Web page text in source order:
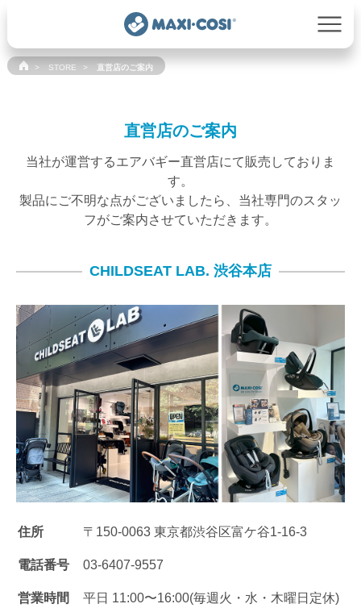
STORE 直営店のご案内
直営店のご案内
当社が運営するエアバギー直営店にて販売しておりま
す。
製品にご不明な点がございましたら、当社専門のスタッ
フがご案内させていただきます。
CHILDSEAT LAB. 渋谷本店
住所 〒150-0063 東京都渋谷区富ケ谷1-16-3
電話番号 03-6407-9557
営業時間
平日 11:00〜16:00(毎週火・水・木曜日定休)